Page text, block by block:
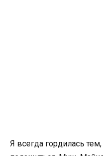
Я всегда гордилась